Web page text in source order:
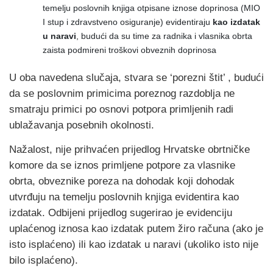
temelju poslovnih knjiga otpisane iznose doprinosa (MIO
I stup i zdravstveno osiguranje) evidentiraju kao izdatak
u naravi , budući da su time za radnika i vlasnika obrta
zaista podmireni troškovi obveznih doprinosa
U oba navedena slučaja, stvara se ‘porezni štit’ , budući
da se poslovnim primicima poreznog razdoblja ne
smatraju primici po osnovi potpora primljenih radi
ublažavanja posebnih okolnosti.
Nažalost, nije prihvaćen prijedlog Hrvatske obrtničke
komore da se iznos primljene potpore za vlasnike
obrta, obveznike poreza na dohodak koji dohodak
utvrđuju na temelju poslovnih knjiga evidentira kao
izdatak. Odbijeni prijedlog sugerirao je evidenciju
uplaćenog iznosa kao izdatak putem žiro računa (ako je
isto isplaćeno) ili kao izdatak u naravi (ukoliko isto nije
bilo isplaćeno).